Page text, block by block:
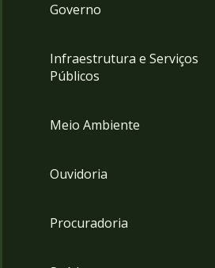
Governo
Infraestrutura e Serviços
Públicos
Meio Ambiente
Ouvidoria
Procuradoria